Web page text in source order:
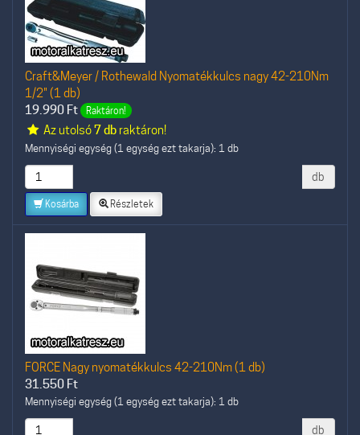
Craft&Meyer / Rothewald Nyomatékkulcs nagy 42-210Nm
1/2" (1 db)
19.990 Ft Raktáron!
Az utolsó7 dbraktáron!
Mennyiségi egység (1 egység ezt takarja): 1 db
db
Kosárba Részletek
FORCE Nagy nyomatékkulcs 42-210Nm (1 db)
31.550 Ft
Mennyiségi egység (1 egység ezt takarja): 1 db
db